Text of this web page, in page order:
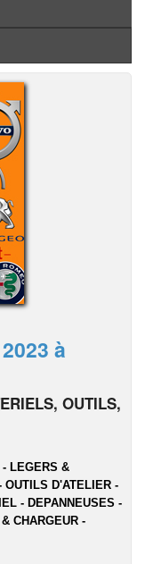
à
OUTILS,
LEGERS &
OUTILS D'ATELIER -
- DEPANNEUSES -
CHARGEUR -